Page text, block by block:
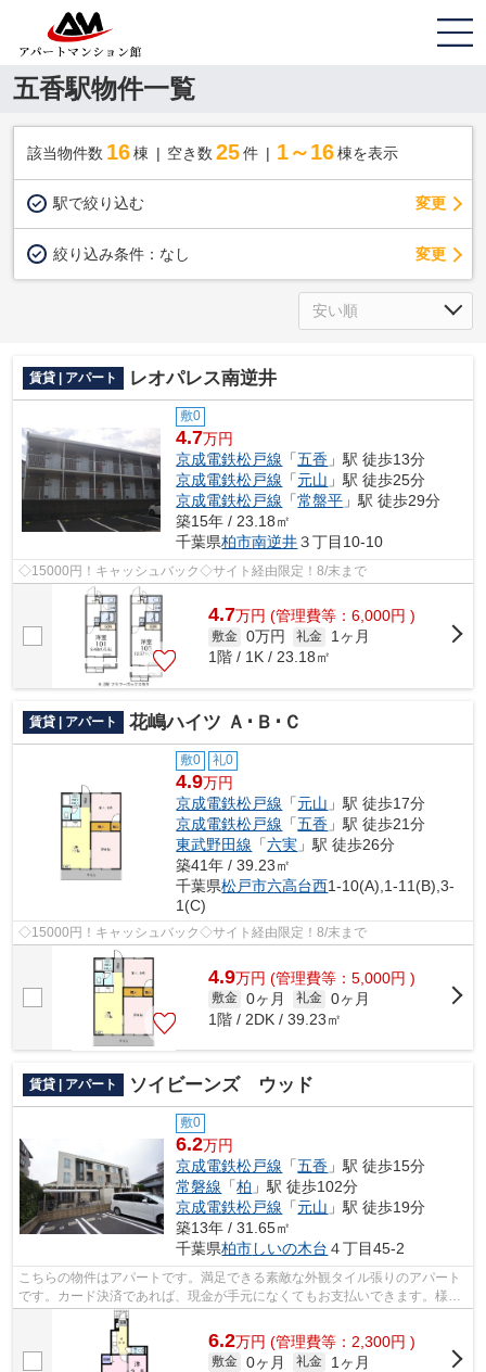
五香駅物件一覧
該当物件数 16棟 空き数 25 件 1～16 棟を表示
駅で絞り込む 変更
絞り込み条件： なし 変更
賃貸 | アパート レオパレス南逆井
敷0
4.7万円
京成電鉄松戸線 「五香 」駅 徒歩13分
京成電鉄松戸線 「元山 」駅 徒歩25分
京成電鉄松戸線 「常盤平 」駅 徒歩29分
築15年 / 23.18㎡
千葉県柏市南逆井３丁目10-10
◇15000円！キャッシュバック◇サイト経由限定！8/末まで
4.7万円 (管理費等：6,000円 )
敷金 0万円 礼金
1ヶ月
1階 / 1K / 23.18㎡
賃貸 | アパート 花嶋ハイツ Ａ･Ｂ･Ｃ
敷0 礼0
4.9万円
京成電鉄松戸線 「元山 」駅 徒歩17分
京成電鉄松戸線 「五香 」駅 徒歩21分
東武野田線 「六実 」駅 徒歩26分
築41年 / 39.23㎡
千葉県松戸市六高台西1-10(A),1-11(B),3-
1(C)
◇15000円！キャッシュバック◇サイト経由限定！8/末まで
4.9万円 (管理費等：5,000円 )
敷金 0ヶ月 礼金 0ヶ月
1階 / 2DK / 39.23㎡
賃貸 | アパート ソイビーンズ ウッド
敷0
6.2万円
京成電鉄松戸線 「五香 」駅 徒歩15分
常磐線 「柏 」駅 徒歩102分
京成電鉄松戸線 「元山 」駅 徒歩19分
築13年 / 31.65㎡
千葉県柏市しいの木台 ４丁目45-2
こちらの物件はアパートです。満足できる素敵な外観タイル張りのアパート
です。カード決済であれば、現金が手元になくてもお支払いできます。様々
な場所へのアクセスがしやすくなる2駅...
6.2万円 (管理費等：2,300円 )
敷金 0ヶ月 礼金
1ヶ月